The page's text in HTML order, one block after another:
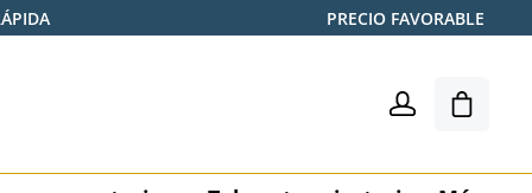
PRECIO FAVORABLE
El